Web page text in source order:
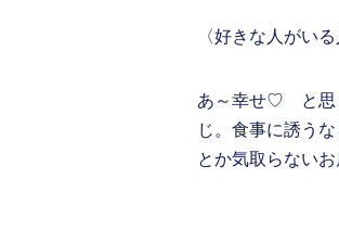
〈好きな人がいる
あ～幸せ♡ と思
じ。食事に誘う
とか気取らない